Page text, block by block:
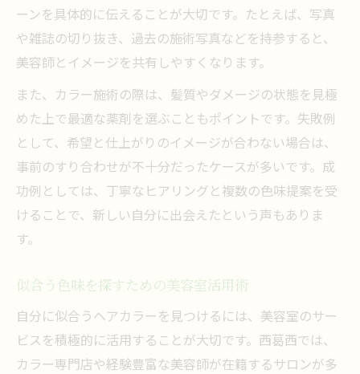
ーンを具体的に伝えることが大切です。たとえば、写真
や雑誌の切り抜き、過去の施術写真などを持参すると、
美容師とイメージを共有しやすくなります。
また、カラー施術の際は、髪質やダメージの状態を見極
めた上で最適な薬剤を選ぶこともポイントです。失敗例
として、希望と仕上がりのイメージが合わない場合は、
事前のすり合わせが不十分だったケースが多いです。成
功例としては、丁寧なヒアリングと複数の色味提案を受
けることで、新しい自分に出会えたという声もありま
す。
似合う色味を探すための美容室活用術
自分に似合うヘアカラーを見つけるには、美容室のサー
ビスを積極的に活用することが大切です。西葛西では、
カラー専門店や経験豊富な美容師が在籍するサロンが多